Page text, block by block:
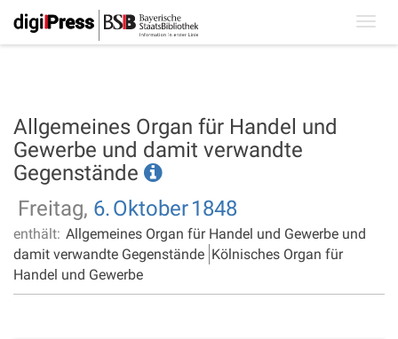
Allgemeines Organ für Handel und
Gewerbe und damit verwandte
Gegenstände
Freitag, 6.Oktober1848
enthält: Allgemeines Organ für Handel und Gewerbe und
damit verwandte Gegenstände Kölnisches Organ für
Handel und Gewerbe